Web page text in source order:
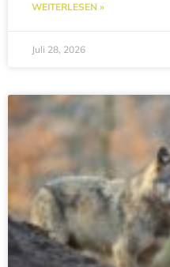
WEITERLESEN »
Juli 28, 2026